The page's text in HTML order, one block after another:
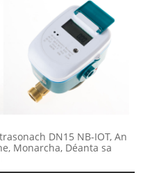
DN15 NB-IOT, An
Monarcha, Déanta sa